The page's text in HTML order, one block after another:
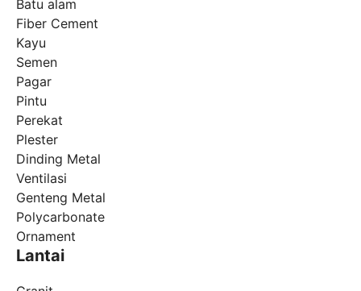
Batu alam
Fiber Cement
Kayu
Semen
Pagar
Pintu
Perekat
Plester
Dinding Metal
Ventilasi
Genteng Metal
Polycarbonate
Ornament
Lantai